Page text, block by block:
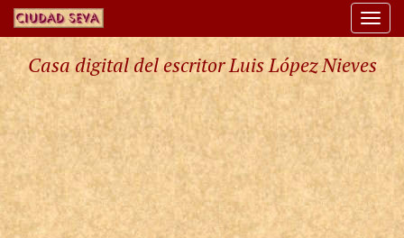
Casa digital del escritor Luis López Nieves